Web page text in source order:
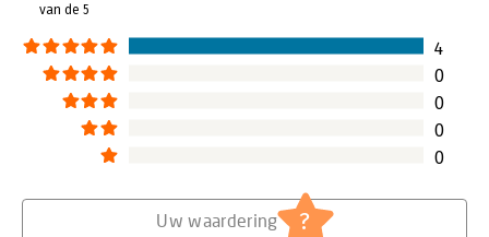
nog winst te boeken zijn en dat is dus
wat Thuis en Stuive beloven: een
boek dat dicht bij de praktijk van
manager en ondernemer staat.
Lees verder
van de 5
4
0
0
0
0
Uw waardering ?